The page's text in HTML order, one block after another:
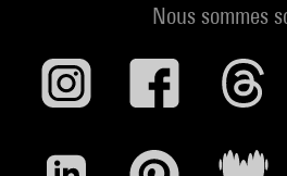
Nous sommes